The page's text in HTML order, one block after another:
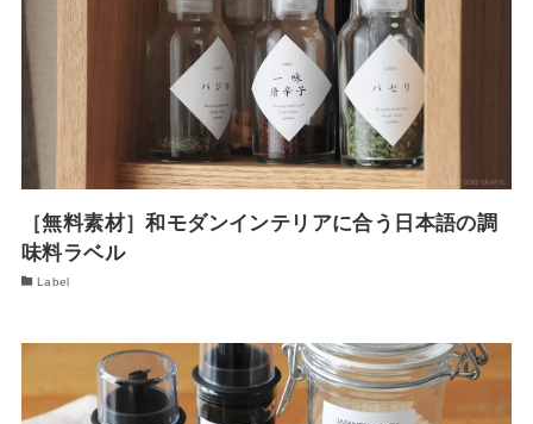
［無料素材］和モダンインテリアに合う日本語の調
味料ラベル
Label